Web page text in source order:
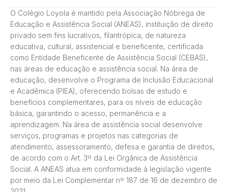
O Colégio Loyola é mantido pela Associação Nóbrega de
Educação e Assistência Social (ANEAS), instituição de direito
privado sem fins lucrativos, filantrópica, de natureza
educativa, cultural, assistencial e beneficente, certificada
como Entidade Beneficente de Assistência Social (CEBAS),
nas áreas de educação e assistência social. Na área de
educação, desenvolve o Programa de Inclusão Educacional
e Acadêmica (PIEA), oferecendo bolsas de estudo e
benefícios complementares, para os níveis de educação
básica, garantindo o acesso, permanência e a
aprendizagem. Na área de assistência social desenvolve
serviços, programas e projetos nas categorias de
atendimento, assessoramento, defesa e garantia de direitos,
de acordo com o Art. 3º da Lei Orgânica de Assistência
Social. A ANEAS atua em conformidade à legislação vigente
por meio da Lei Complementar nº 187 de 16 de dezembro de